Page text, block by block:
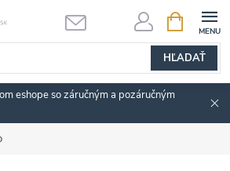
HĽADAŤ
KOŠÍK
eshope so záručným a pozáručným